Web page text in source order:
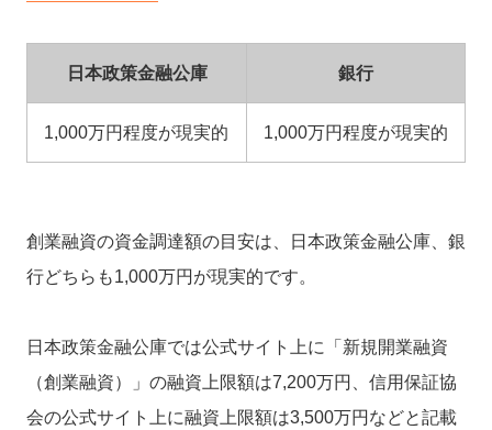
日本政策金融公庫 銀行
1,000万円程度が現実的 1,000万円程度が現実的
創業融資の資金調達額の目安は、日本政策金融公庫、銀
行どちらも1,000万円が現実的です。
日本政策金融公庫では公式サイト上に「新規開業融資
（創業融資）」の融資上限額は7,200万円、信用保証協
会の公式サイト上に融資上限額は3,500万円などと記載